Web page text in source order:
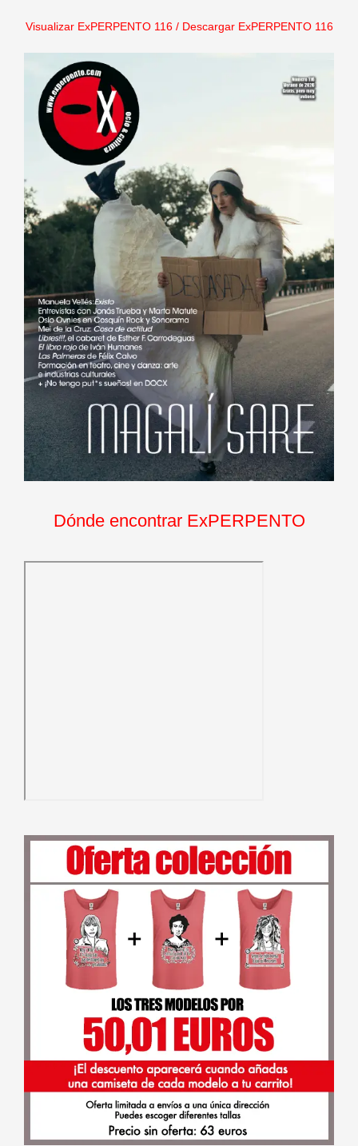
Visualizar ExPERPENTO 116/ Descargar ExPERPENTO 116
Dónde encontrar ExPERPENTO